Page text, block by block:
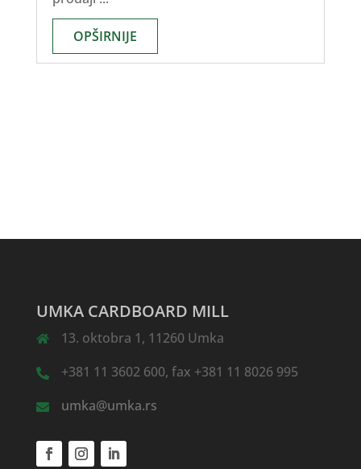
OPŠIRNIJE
UMKA CARDBOARD MILL
13. oktobra 1, 11260 Umka
+381 11 3602 600, fax +381 11 8026 995
umka@umka.rs